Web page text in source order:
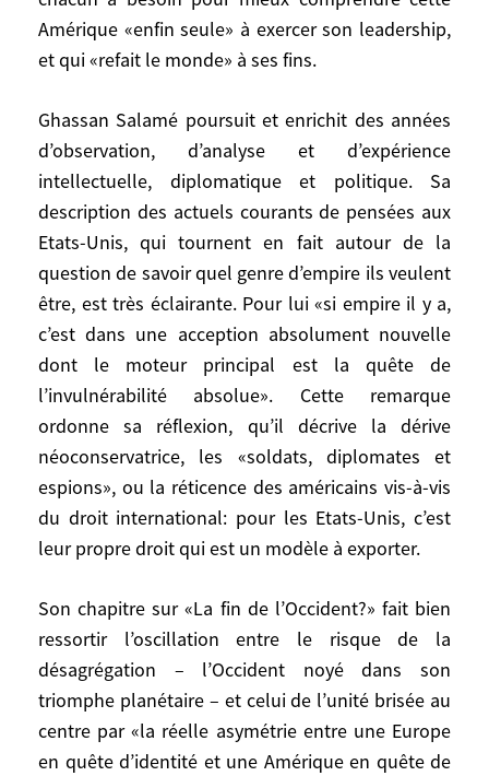
Amérique «enfin seule» à exercer son leadership,
et qui «refait le monde» à ses fins.
Ghassan Salamé poursuit et enrichit des années
d’observation, d’analyse et d’expérience
intellectuelle, diplomatique et politique. Sa
description des actuels courants de pensées aux
Etats-Unis, qui tournent en fait autour de la
question de savoir quel genre d’empire ils veulent
être, est très éclairante. Pour lui «si empire il y a,
c’est dans une acception absolument nouvelle
dont le moteur principal est la quête de
l’invulnérabilité absolue». Cette remarque
ordonne sa réflexion, qu’il décrive la dérive
néoconservatrice, les «soldats, diplomates et
espions», ou la réticence des américains vis-à-vis
du droit international: pour les Etats-Unis, c’est
leur propre droit qui est un modèle à exporter.
Son chapitre sur «La fin de l’Occident?» fait bien
ressortir l’oscillation entre le risque de la
désagrégation – l’Occident noyé dans son
triomphe planétaire – et celui de l’unité brisée au
centre par «la réelle asymétrie entre une Europe
en quête d’identité et une Amérique en quête de
à exercer son leadership, et qui «refait le
monde» à ses fins.
années d’observation, d’analyse et
d’expérience intellectuelle, diplomatique
et politique. Sa description des actuels
courants de pensées aux Etats-Unis, qui
tournent en fait autour de la question de
savoir quel genre d’empire ils veulent être,
est très éclairante. Pour lui «si empire il y
a, c’est dans une acception absolument
nouvelle dont le moteur principal est la
quête de l’invulnérabilité absolue». Cette
remarque ordonne sa réflexion, qu’il
décrive la dérive néoconservatrice, les
«soldats, diplomates et espions», ou la
réticence des américains vis-à-vis du droit
international: pour les Etats-Unis, c’est
leur propre droit qui est un modèle à
Son chapitre sur «La fin de l’Occident?» fait
bien ressortir l’oscillation entre le risque
de la désagrégation – l’Occident noyé dans
son triomphe planétaire – et celui de
l’unité brisée au centre par «la réelle